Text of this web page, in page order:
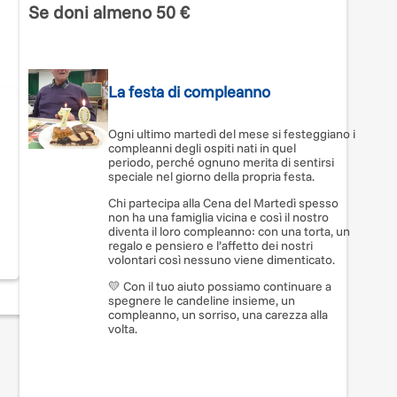
Se doni almeno 50 €
La festa di compleanno
Ogni ultimo martedì del mese si festeggiano i
compleanni degli ospiti nati in quel
periodo, perché ognuno merita di sentirsi
speciale nel giorno della propria festa.
Chi partecipa alla Cena del Martedì spesso
non ha una famiglia vicina e così il nostro
diventa il loro compleanno: con una torta, un
regalo e pensiero e l’affetto dei nostri
volontari così nessuno viene dimenticato.
💛 Con il tuo aiuto possiamo continuare a
spegnere le candeline insieme, un
compleanno, un sorriso, una carezza alla
volta.